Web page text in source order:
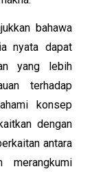
bahawa
nyata dapat
yang lebih
terhadap
konsep
dengan
antara
merangkumi